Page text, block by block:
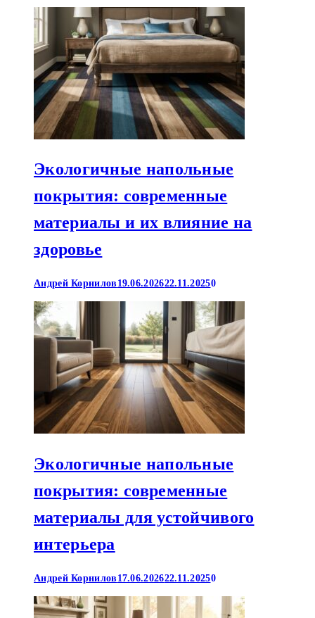
Экологичные напольные
покрытия: современные
материалы и их влияние на
здоровье
Андрей Корнилов 19.06.202622.11.20250
Экологичные напольные
покрытия: современные
материалы для устойчивого
интерьера
Андрей Корнилов 17.06.202622.11.20250